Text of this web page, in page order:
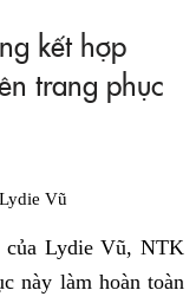
kết hợp
trang phục
Vũ
của Lydie Vũ, NTK
này làm hoàn toàn